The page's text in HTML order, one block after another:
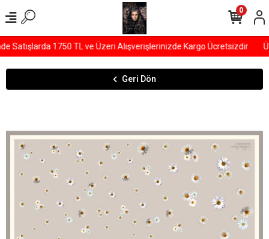
Satışlarda 1750 TL ve Üzeri Alışverişlerinizde Kargo Ücretsizdir
0
Geri Dön